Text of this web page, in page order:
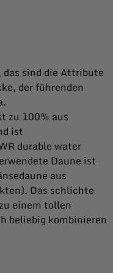
sind die Attribute
der führenden
zu 100% aus
ist
durable water
Daune ist
aus
Das schlichte
einem tollen
beliebig kombinieren